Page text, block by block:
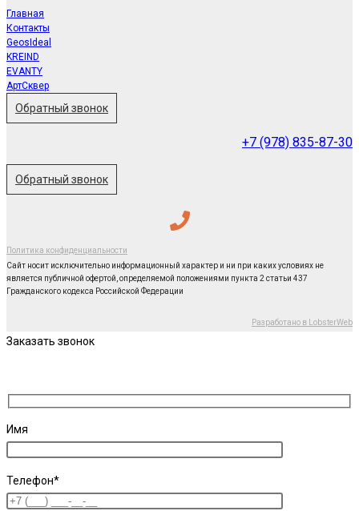
Главная
Контакты
GeosIdeal
KREIND
EVANTY
АртСквер
Обратный звонок
+7 (978) 835-87-30
Обратный звонок
Политика конфиденциальности
Сайт носит исключительно информационный характер и ни при каких условиях не
является публичной офертой, определяемой положениями пункта 2 статьи 437
Гражданского кодекса Российской Федерации
Разработано в LobsterWeb
Заказать звонок
Имя
Телефон*